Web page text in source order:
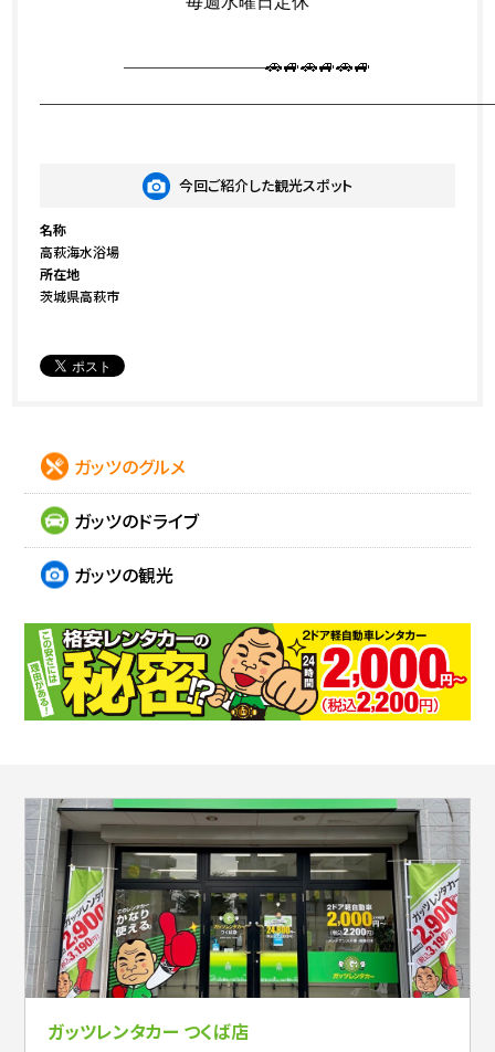
————————🚗🚙🚗🚙🚗🚙
今回ご紹介した観光スポット
名称
高萩海水浴場
所在地
茨城県高萩市
ガッツのグルメ
ガッツのドライブ
ガッツの観光
ガッツレンタカー つくば店